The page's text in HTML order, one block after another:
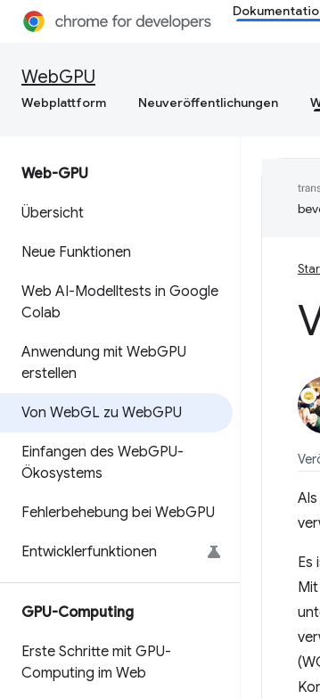
WebGPU
Webplattform Neuveröffentlichungen
Web-GPU
Übersicht
Neue Funktionen
Web AI-Modelltests in Google
Colab
Anwendung mit WebGPU
erstellen
Von WebGL zu WebGPU
Einfangen des WebGPU-
Ökosystems
Fehlerbehebung bei WebGPU
Entwicklerfunktionen
GPU-Computing
Erste Schritte mit GPU-
Computing im Web
Es